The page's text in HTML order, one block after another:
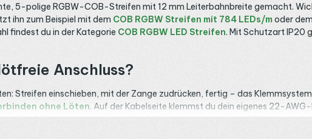
5-polige RGBW-COB-Streifen mit 12 mm Leiterbahnbreite gemacht.
ihn zum Beispiel mit dem COB RGBW Streifen mit 784 LEDs/moder
findest du in der Kategorie COB RGBW LED Streifen. Mit Schutzart IP20
Anschluss?
Streifen einschieben, mit der Zange zudrücken, fertig – das
ohne Löten. Auf der Kabelseite klemmst du dein eigenes 22-
von 4 Ampere pro Verbinder: Bei 24 V entspricht das rund 96 Watt, also